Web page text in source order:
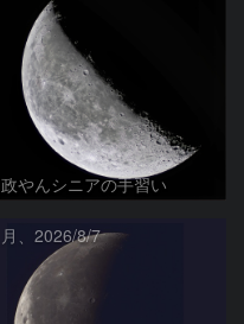
政やんシニアの手習い
月、2026/8/7